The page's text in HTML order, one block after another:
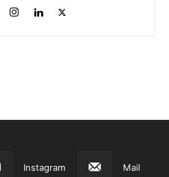
Instagram Mail